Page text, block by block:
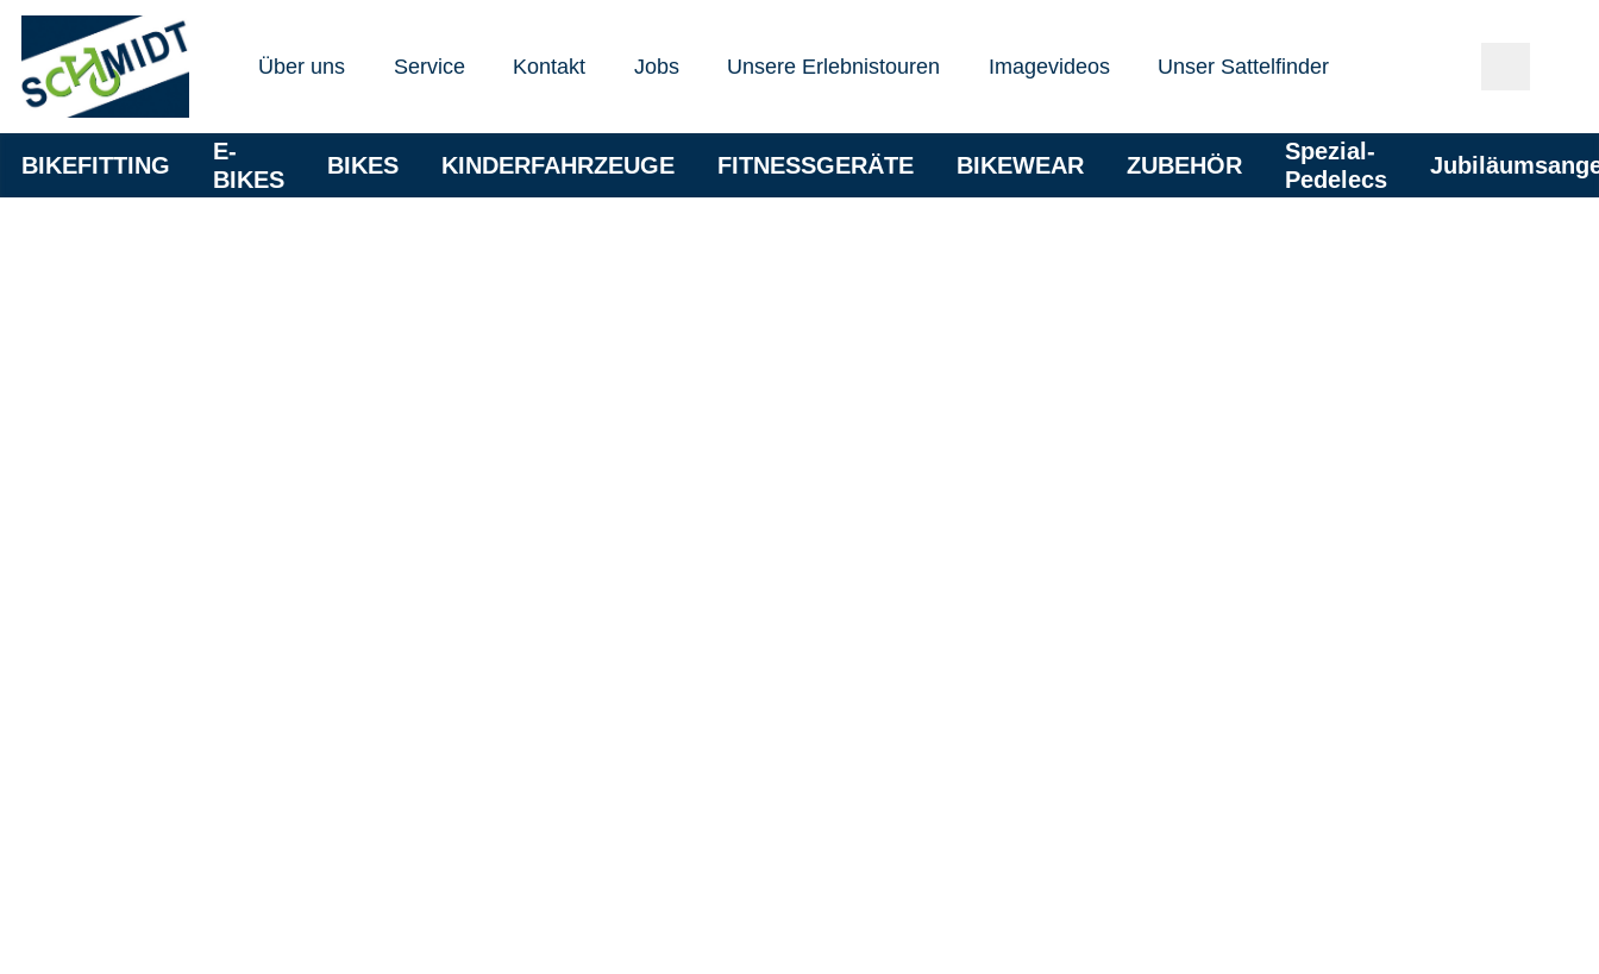
Über uns Service Kontakt Jobs Unsere Erlebnistouren Imagevideos Unser Sattelfinder
BIKEFITTING
E-
BIKES
BIKES KINDERFAHRZEUGE FITNESSGERÄTE BIKEWEAR ZUBEHÖR
Spezial-
Pedelecs